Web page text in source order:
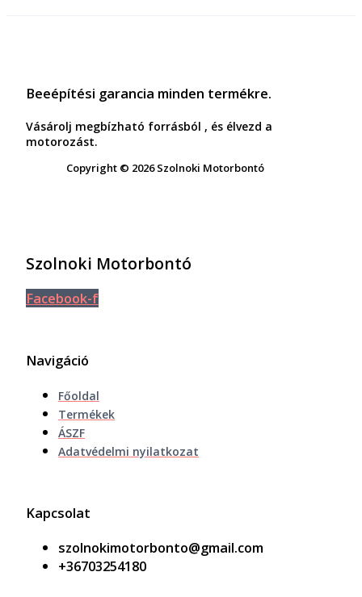
Beeépítési garancia minden termékre.
Vásárolj megbízható forrásból , és élvezd a
motorozást.
Copyright © 2026 Szolnoki Motorbontó
Szolnoki Motorbontó
Facebook-f
Navigáció
Főoldal
Termékek
ÁSZF
Adatvédelmi nyilatkozat
Kapcsolat
szolnokimotorbonto@gmail.com
+36703254180